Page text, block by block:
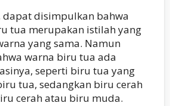
dapat disimpulkan bahwa
tua merupakan istilah yang
yang sama. Namun
warna biru tua ada
seperti biru tua yang
tua, sedangkan biru cerah
cerah atau biru muda.